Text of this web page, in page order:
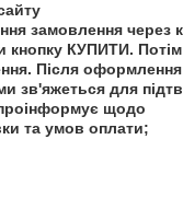
замовлення через
кнопку КУПИТИ.
Після
зв'яжеться для
щодо
та умов оплати;